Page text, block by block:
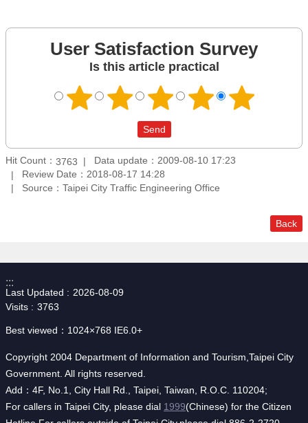
User Satisfaction Survey
Is this article practical
Hit Count： 3763
Data update：2009-08-10 17:23
Review Date：2018-08-17 14:28
Source：Taipei City Traffic Engineering Office
Back
:::
Last Updated
2026-08-09
Visits
3763
Best viewed：1024×768 IE6.0+
Copyright 2004 Department of Information and Tourism,Taipei City
Government. All rights reserved.
Add：4F, No.1, City Hall Rd., Taipei, Taiwan, R.O.C. 110204;
For callers in Taipei City, please dial 1999(Chinese) for the Citizen